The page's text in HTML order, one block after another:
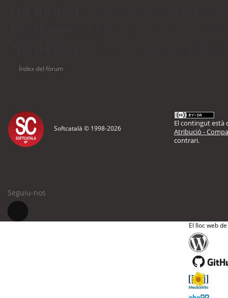
Índex del fòrum
Softcatalà © 1998-2026
El contingut està
Atribució -
contrari.
Seguiu-nos
El lloc web